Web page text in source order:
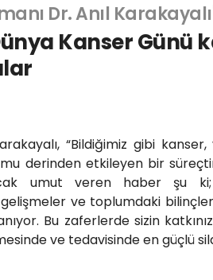
Dr. Anıl
Kanser Günü
“Bildiğimiz gibi
derinden etkileyen bir
umut veren haber şu
ve toplumdaki
Bu zaferlerde sizin
ve tedavisinde en güçlü